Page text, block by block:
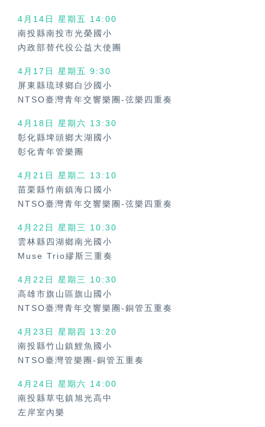
4月14日 星期五
14:00
南投縣南投市光榮國小
內政部替代役公益大使團
4月17日 星期五 9:30
屏東縣琉球鄉白沙國小
NTSO臺灣青年交響樂團-弦樂四重奏
4月18日 星期六 13:30
彰化縣埤頭鄉大湖國小
彰化青年管樂團
4月21日 星期二 13:10
苗栗縣竹南鎮海口國小
NTSO臺灣青年交響樂團-弦樂四重奏
4月22日 星期三
10:30
雲林縣四湖鄉南光國小
Muse Trio繆斯三重奏
4月22日 星期三
10:30
高雄市旗山區旗山國小
NTSO臺灣青年交響樂團-銅管五重奏
4月23日 星期四
13:20
南投縣竹山鎮鯉魚國小
NTSO臺灣管樂團-銅管五重奏
4月24日 星期六 14:00
南投縣草屯鎮旭光高中
左岸室內樂